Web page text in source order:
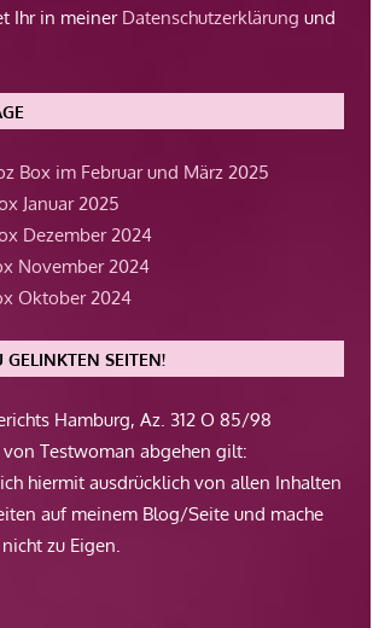
Ihr in meiner Datenschutzerklärung und
Box im Februar und März 2025
Januar 2025
Dezember 2024
November 2024
Oktober 2024
GELINKTEN SEITEN!
Hamburg, Az. 312 O 85/98
von Testwoman abgehen gilt:
hiermit ausdrücklich von allen Inhalten
auf meinem Blog/Seite und mache
zu Eigen.